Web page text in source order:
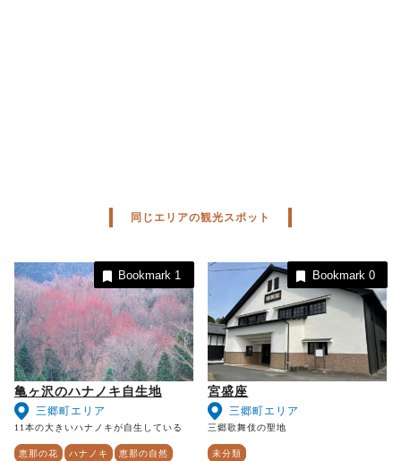
同じエリアの観光スポット
亀ヶ沢のハナノキ自生地
三郷町エリア
11本の大きいハナノキが自生している
恵那の花 ハナノキ 恵那の自然
Bookmark 1
宮盛座
三郷町エリア
三郷歌舞伎の聖地
未分類
Bookmark 0